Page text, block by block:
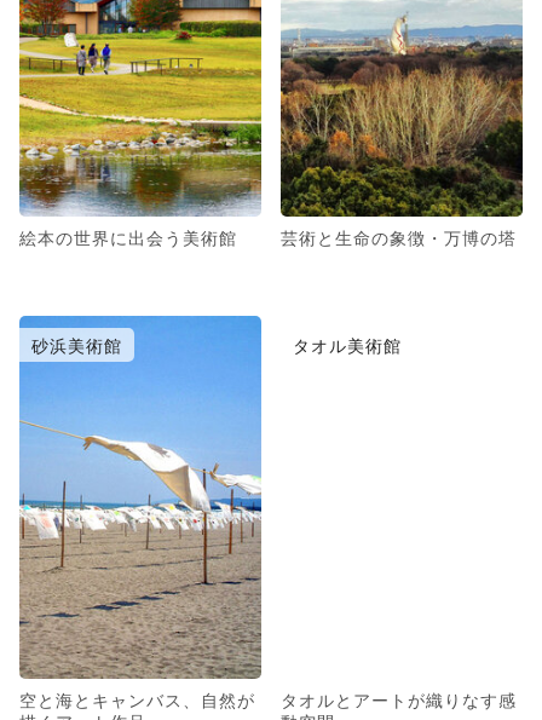
絵本の世界に出会う美術館 芸術と生命の象徴・万博の塔
砂浜美術館
空と海とキャンバス、自然が
タオル美術館
タオルとアートが織りなす感